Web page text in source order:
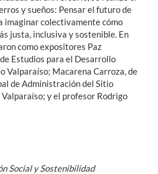
y sueños: Pensar el futuro de
imaginar colectivamente cómo
justa, inclusiva y sostenible. En
como expositores Paz
Estudios para el Desarrollo
Valparaíso; Macarena Carroza, de
de Administración del Sitio
y el profesor Rodrigo
Social y Sostenibilidad